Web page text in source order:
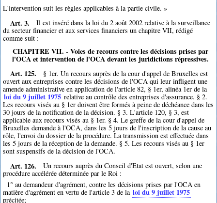
L'intervention suit les règles applicables à la partie civile. »
Art. 3.
Il est inséré dans la loi du 2 août 2002 relative à la surveillance
du secteur financier et aux services financiers un chapitre VII, rédigé
comme suit :
CHAPITRE VII. - Voies de recours contre les décisions prises par
l'OCA et intervention de l'OCA devant les juridictions répressives.
Art. 125.
§ 1er. Un recours auprès de la cour d'appel de Bruxelles est
ouvert aux entreprises contre les décisions de l'OCA qui leur infligent une
amende administrative en application de l'article 82, § 1er, alinéa 1er de la
loi du 9 juillet 1975 relative au contrôle des entreprises d'assurance. § 2.
Les recours visés au § 1er doivent être formés à peine de déchéance dans les
30 jours de la notification de la décision. § 3. L'article 120, § 3, est
applicable aux recours visés au § 1er. § 4. Le greffe de la cour d'appel de
Bruxelles demande à l'OCA, dans les 5 jours de l'inscription de la cause au
rôle, l'envoi du dossier de la procédure. La transmission est effectuée dans
les 5 jours de la réception de la demande. § 5. Les recours visés au § 1er
sont suspensifs de la décision de l'OCA.
Art. 126.
Un recours auprès du Conseil d'Etat est ouvert, selon une
procédure accélérée déterminée par le Roi :
1° au demandeur d'agrément, contre les décisions prises par l'OCA en
matière d'agrément en vertu de l'article 3 de la loi du 9 juillet 1975
précitée;